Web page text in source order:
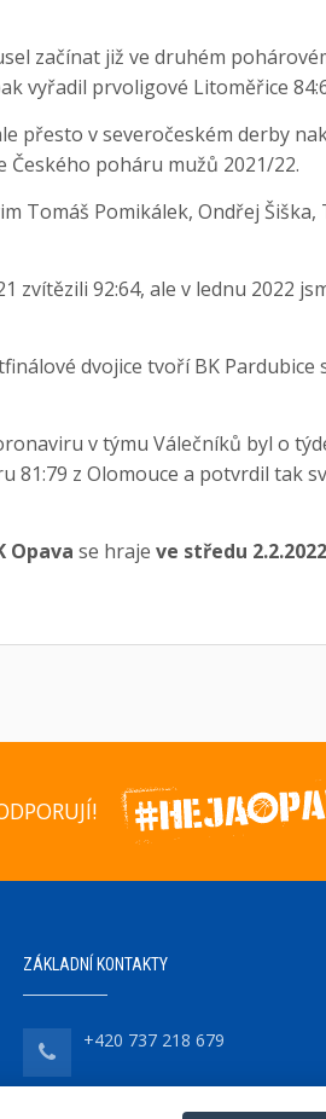
začínat již ve druhém
vyřadil prvoligové Litoměřice
přesto v severočeském derby
poháru mužů 2021/22.
Tomáš Pomikálek, Ondřej
zvítězili 92:64, ale v lednu 2022
dvojice tvoří BK Pardubice
v týmu Válečníků byl o
z Olomouce a potvrdil tak
Opava se hraje ve středu 2.2.2022
ZÁKLADNÍ KONTAKTY
+420 737 218 679